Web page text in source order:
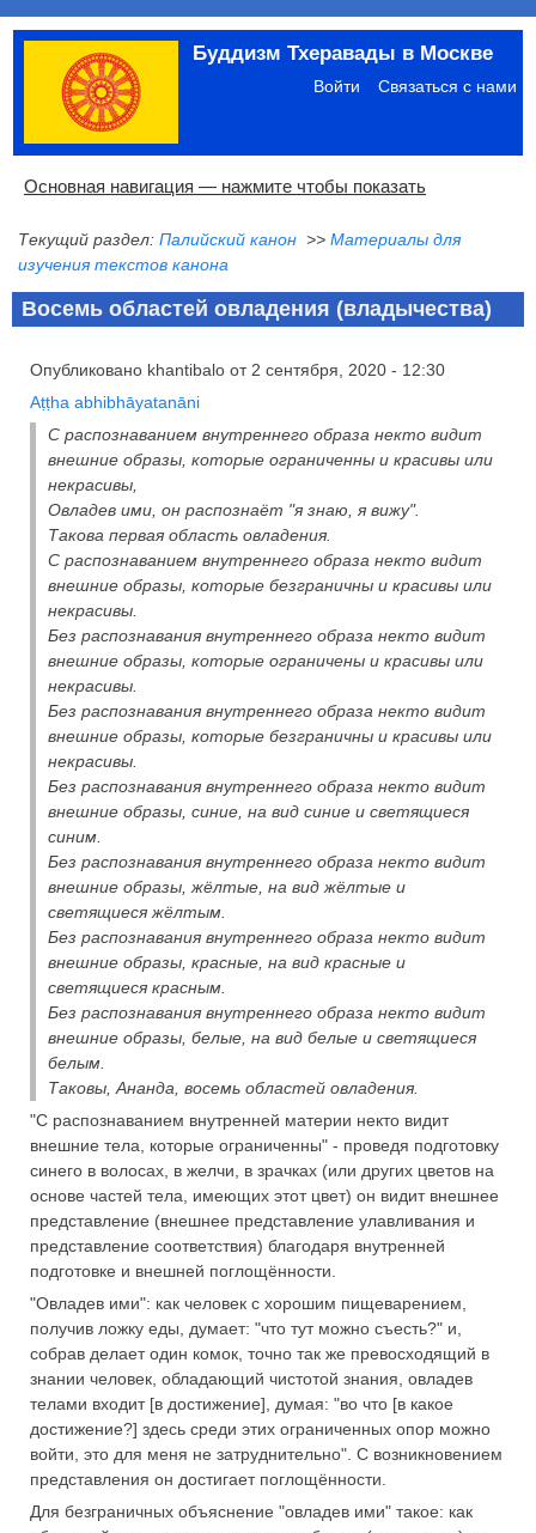
Перейти
основному
содержанию
Буддизм Тхеравады в Москве
Меню
учётной
записи
пользователя
Войти Связаться с нами
Основная
Основная навигация — нажмите чтобы показать
Главная
Община
Палийский канон
Язык пали
Материалы по темам
Современная литература
Блоги
Ссылки
Поиск
Текущий раздел: Палийский канон >> Материалы для
изучения текстов канона
Восемь областей овладения (владычества)
Опубликовано khantibalo от 2 сентября, 2020 - 12:30
Aṭṭha abhibhāyatanāni
С распознаванием внутреннего образа некто видит
внешние образы, которые ограниченны и красивы или
некрасивы,
Овладев ими, он распознаёт "я знаю, я вижу".
Такова первая область овладения.
С распознаванием внутреннего образа некто видит
внешние образы, которые безграничны и красивы или
некрасивы.
Без распознавания внутреннего образа некто видит
внешние образы, которые ограничены и красивы или
некрасивы.
Без распознавания внутреннего образа некто видит
внешние образы, которые безграничны и красивы или
некрасивы.
Без распознавания внутреннего образа некто видит
внешние образы, синие, на вид синие и светящиеся
синим.
Без распознавания внутреннего образа некто видит
внешние образы, жёлтые, на вид жёлтые и
светящиеся жёлтым.
Без распознавания внутреннего образа некто видит
внешние образы, красные, на вид красные и
светящиеся красным.
Без распознавания внутреннего образа некто видит
внешние образы, белые, на вид белые и светящиеся
белым.
Таковы, Ананда, восемь областей овладения.
"С распознаванием внутренней материи некто видит
внешние тела, которые ограниченны" - проведя подготовку
синего в волосах, в желчи, в зрачках (или других цветов на
основе частей тела, имеющих этот цвет) он видит внешнее
представление (внешнее представление улавливания и
представление соответствия) благодаря внутренней
подготовке и внешней поглощённости.
"Овладев ими": как человек с хорошим пищеварением,
получив ложку еды, думает: "что тут можно съесть?" и,
собрав делает один комок, точно так же превосходящий в
знании человек, обладающий чистотой знания, овладев
телами входит [в достижение], думая: "во что [в какое
достижение?] здесь среди этих ограниченных опор можно
войти, это для меня не затруднительно". С возникновением
представления он достигает поглощённости.
Для безграничных объяснение "овладев ими" такое: как